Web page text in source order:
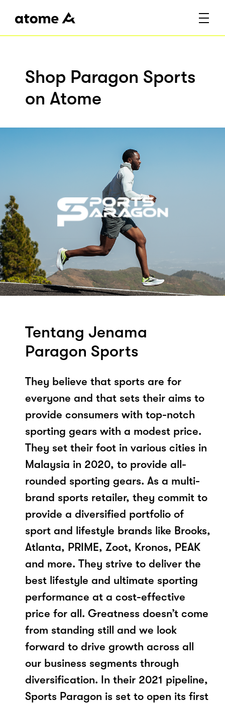
Shop Paragon Sports
on Atome
Tentang Jenama
Paragon Sports
They believe that sports are for
everyone and that sets their aims to
provide consumers with top-notch
sporting gears with a modest price.
They set their foot in various cities in
Malaysia in 2020, to provide all-
rounded sporting gears. As a multi-
brand sports retailer, they commit to
provide a diversified portfolio of
sport and lifestyle brands like Brooks,
Atlanta, PRIME, Zoot, Kronos, PEAK
and more. They strive to deliver the
best lifestyle and ultimate sporting
performance at a cost-effective
price for all. Greatness doesn’t come
from standing still and we look
forward to drive growth across all
our business segments through
diversification. In their 2021 pipeline,
Sports Paragon is set to open its first